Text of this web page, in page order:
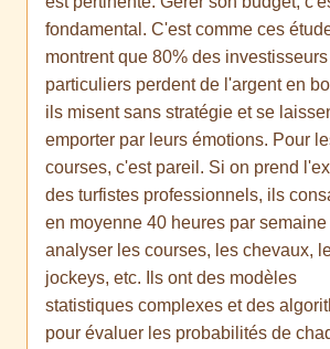
fondamental. C'est comme ces
montrent que 80% des investisseurs
particuliers perdent de l'argent en
ils misent sans stratégie et se
emporter par leurs émotions. Pour
courses, c'est pareil. Si on prend
des turfistes professionnels, ils
en moyenne 40 heures par semaine
analyser les courses, les chevaux,
jockeys, etc. Ils ont des modèles
statistiques complexes et des
pour évaluer les probabilités de